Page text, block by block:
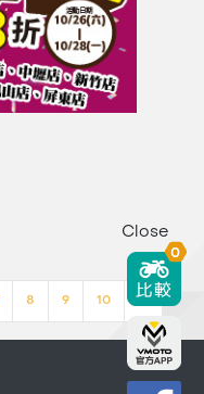
8 9 10 >>
Close
0